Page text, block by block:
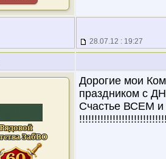
28.07.12 : 19:27
Дорогие мои
праздником с
Счастье ВСЕМ